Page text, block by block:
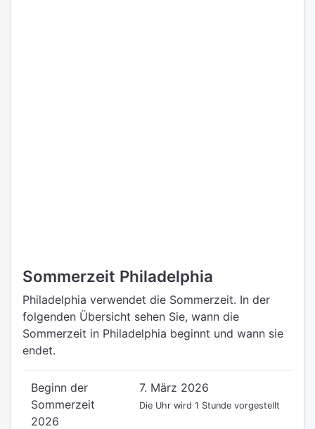
Sommerzeit Philadelphia
Philadelphia verwendet die Sommerzeit. In der
folgenden Übersicht sehen Sie, wann die
Sommerzeit in Philadelphia beginnt und wann sie
endet.
Beginn der
Sommerzeit
2026
7. März 2026
Die Uhr wird 1 Stunde vorgestellt